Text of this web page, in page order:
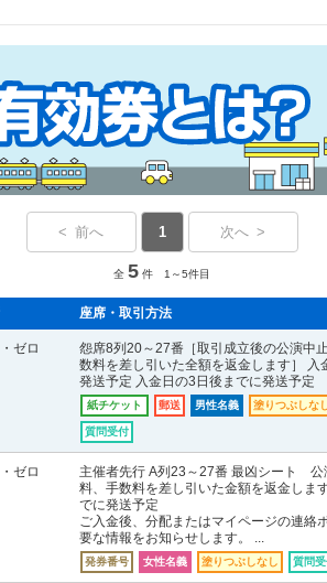
< 前へ 1 次へ >
全 5 件 1～5件目
座席・取引方法
ゼロ
怨席8列20～27番［取引成立後の公演中
数料を差し引いた全額を返金します］ 入
発送予定 入金日の3日後までに発送予定
紙チケット 郵送 男性名義 塗りつぶしな
質問受付
ゼロ
主催者先行 A列23～27番 最凶シート 公
料、手数料を差し引いた金額を返金しま
でに発送予定
ご入金後、分配またはマイページの連絡
要な情報をお知らせします。 ...
発券番号 女性名義 塗りつぶしなし 質問